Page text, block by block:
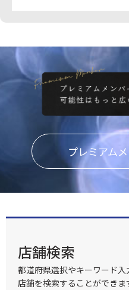
プレミアム
店舗検索
都道府県選択やキーワード
店舗を検索することができま